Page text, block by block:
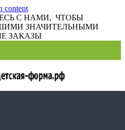
content
С НАМИ, ЧТОБЫ
ЗНАЧИТЕЛЬНЫМИ
ЗАКАЗЫ